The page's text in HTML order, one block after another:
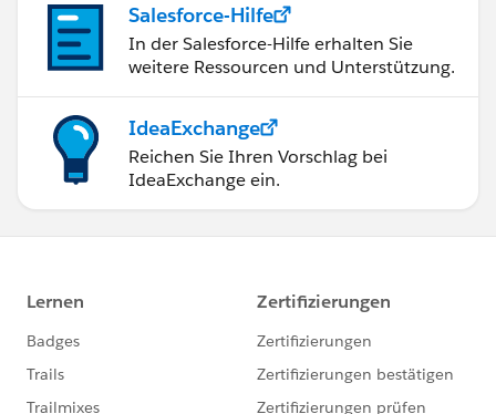
Salesforce-Hilfe
In der Salesforce-Hilfe erhalten Sie
weitere Ressourcen und Unterstützung.
IdeaExchange
Reichen Sie Ihren Vorschlag bei
IdeaExchange ein.